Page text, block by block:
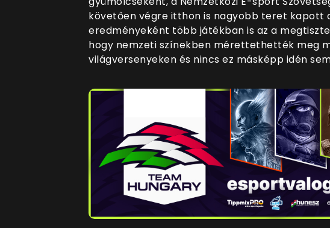
követően végre itthon is nagyobb teret kapott
eredményeként több játékban is az a
hogy nemzeti színekben mérettethették meg
világversenyeken és nincs ez másképp idén